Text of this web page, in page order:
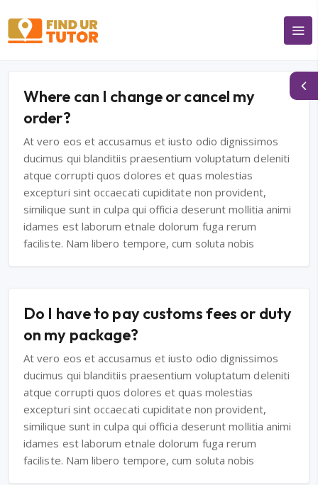
Where can I change or cancel my
order?
At vero eos et accusamus et iusto odio dignissimos
ducimus qui blanditiis praesentium voluptatum deleniti
atque corrupti quos dolores et quas molestias
excepturi sint occaecati cupiditate non provident,
similique sunt in culpa qui officia deserunt mollitia animi
idames est laborum etnale dolorum fuga rerum
faciliste. Nam libero tempore, cum soluta nobis
Do I have to pay customs fees or duty
on my package?
At vero eos et accusamus et iusto odio dignissimos
ducimus qui blanditiis praesentium voluptatum deleniti
atque corrupti quos dolores et quas molestias
excepturi sint occaecati cupiditate non provident,
similique sunt in culpa qui officia deserunt mollitia animi
idames est laborum etnale dolorum fuga rerum
faciliste. Nam libero tempore, cum soluta nobis